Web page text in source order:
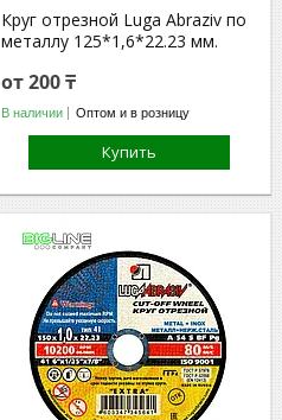
Круг отрезной Luga Abraziv по
металлу 125*1,6*22.23 мм.
от 200 ₸
В наличии Оптом и в розницу
Купить